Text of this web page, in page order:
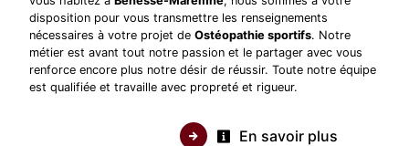
disposition pour vous transmettre les renseignements
nécessaires à votre projet de Ostéopathie sportifs. Notre
métier est avant tout notre passion et le partager avec vous
renforce encore plus notre désir de réussir. Toute notre équipe
est qualifiée et travaille avec propreté et rigueur.
En savoir plus